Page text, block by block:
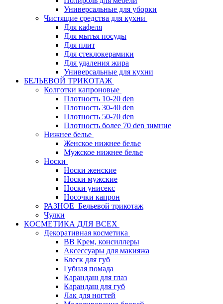
Универсальные для уборки
Чистящие средства для кухни
Для кафеля
Для мытья посуды
Для плит
Для стеклокерамики
Для удаления жира
Универсальные для кухни
БЕЛЬЕВОЙ ТРИКОТАЖ
Колготки капроновые
Плотность 10-20 den
Плотность 30-40 den
Плотность 50-70 den
Плотность более 70 den зимние
Нижнее белье
Женское нижнее белье
Мужское нижнее белье
Носки
Носки женские
Носки мужские
Носки унисекс
Носочки капрон
РАЗНОЕ_Бельевой трикотаж
Чулки
КОСМЕТИКА ДЛЯ ВСЕХ
Декоративная косметика
BB Крем, консиллеры
Аксессуары для макияжа
Блеск для губ
Губная помада
Карандаш для глаз
Карандаш для губ
Лак для ногтей